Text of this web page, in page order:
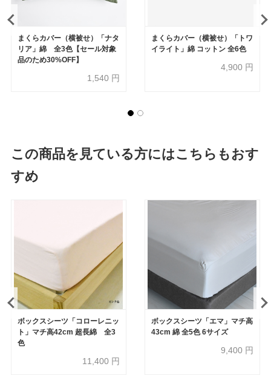
まくらカバー（横被せ）「ナタ
リア」綿 全3色【セール対象
品のため30%OFF】
1,540 円
まくらカバー（横被せ）「トワ
イライト」綿 コットン 全6色
4,900 円
この商品を見ている方にはこちらもおす
すめ
ボックスシーツ「コローレニッ
ト」マチ高42cm 超長綿 全3
色
11,400 円
ボックスシーツ「エマ」マチ高
43cm 綿 全5色 6サイズ
9,400 円